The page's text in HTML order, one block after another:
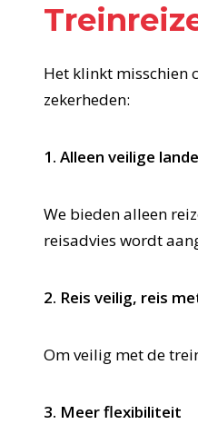
Het klinkt misschien
zekerheden:
1. Alleen veilige
We bieden alleen
reisadvies wordt
2. Reis veilig, reis
Om veilig met de
3. Meer flexibiliteit